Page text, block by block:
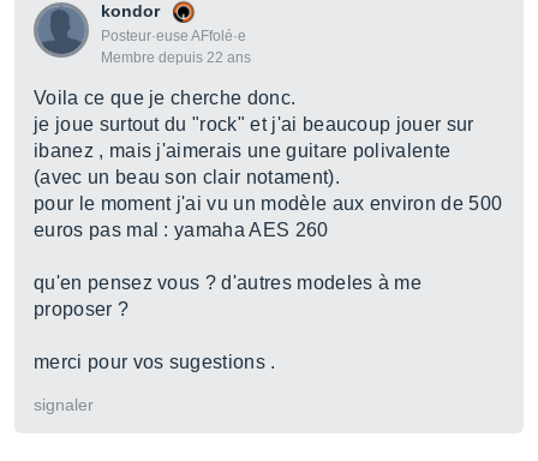
kondor
Posteur·euse AFfolé·e
Membre depuis 22 ans
Voila ce que je cherche donc.
je joue surtout du "rock" et j'ai beaucoup jouer sur
ibanez , mais j'aimerais une guitare polivalente
(avec un beau son clair notament).
pour le moment j'ai vu un modèle aux environ de 500
euros pas mal : yamaha AES 260
qu'en pensez vous ? d'autres modeles à me
proposer ?
merci pour vos sugestions .
signaler